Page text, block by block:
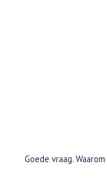
Goede vraag. Waarom